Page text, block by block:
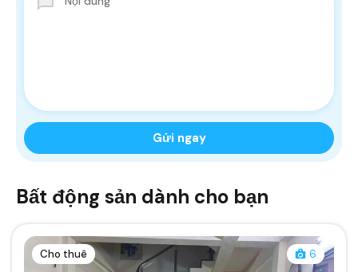
Bất động sản dành cho bạn
Cho thuê 6